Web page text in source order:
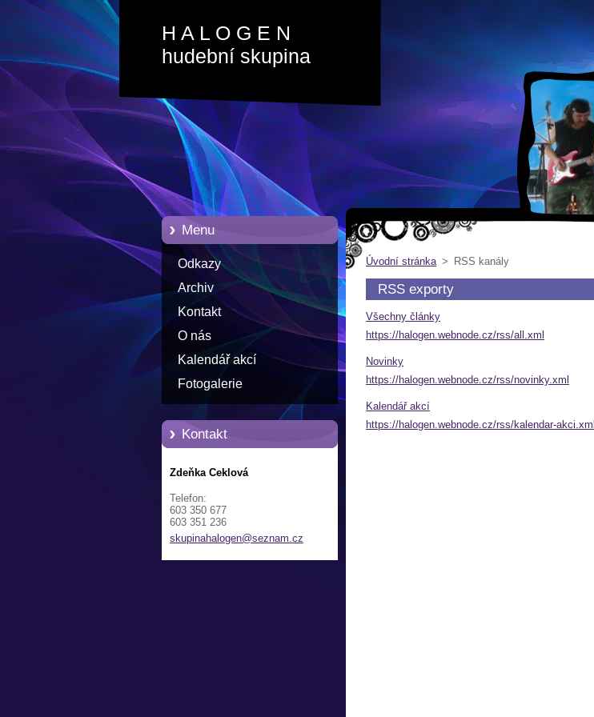
H A L O G E N
hudební skupina
Menu
Odkazy
Archiv
Kontakt
O nás
Kalendář akcí
Fotogalerie
Kontakt
Zdeňka Ceklová
Telefon:
603 350 677
603 351 236
skupinahalogen@seznam.cz
Úvodní stránka > RSS kanály
RSS exporty
Všechny články
https://halogen.webnode.cz/rss/all.xml
Novinky
https://halogen.webnode.cz/rss/novinky.xml
Kalendář akcí
https://halogen.webnode.cz/rss/kalendar-akci.xml